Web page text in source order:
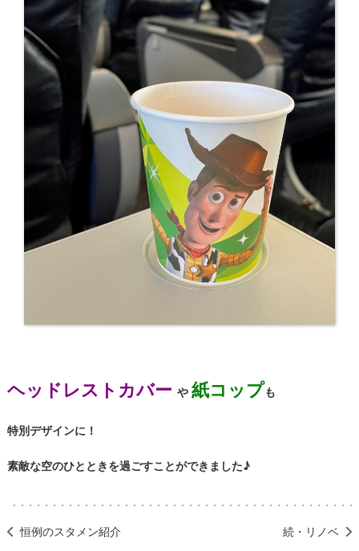
ヘッドレストカバー や 紙コップも
特別デザインに！
素敵な空のひとときを過ごすことができました♪
恒例のスタメン紹介 続・リノベ